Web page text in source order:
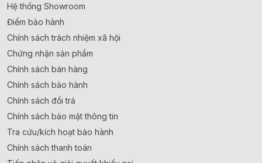
Hệ thống Showroom
Điểm bảo hành
Chính sách trách nhiệm xã hội
Chứng nhận sản phẩm
Chính sách bán hàng
Chính sách bảo hành
Chính sách đổi trả
Chính sách bảo mật thông tin
Tra cứu/kích hoạt bảo hành
Chính sách thanh toán